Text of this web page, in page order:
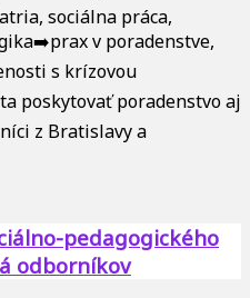
sociálna práca,
v poradenstve,
s krízovou
poskytovať poradenstvo aj
z Bratislavy a
pedagogického
odborníkov